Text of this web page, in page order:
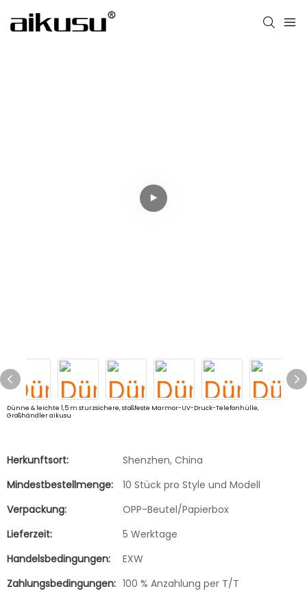
Dünne & leichte 1,5 m sturzsichere, stoßfeste Marmor-UV-Druck-Telefonhülle,
Großhändler aikusu
Herkunftsort:
Shenzhen, China
Mindestbestellmenge:
10 Stück pro Style und Modell
Verpackung:
OPP-Beutel/Papierbox
Lieferzeit:
5 Werktage
Handelsbedingungen:
EXW
Zahlungsbedingungen: 100 % Anzahlung per T/T